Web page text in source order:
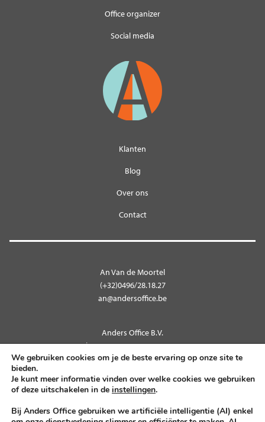
Office organizer
Social media
Klanten
Blog
Over ons
Contact
An Van de Moortel
(+32)0496/28.18.27
an@andersoffice.be
Anders Office B.V.
Kleempstraat 9 – 9270 Laarne
BTW BE 0712.566.552
Volg ons op
We gebruiken cookies om je de beste ervaring op onze site te
bieden.
Je kunt meer informatie vinden over welke cookies we gebruiken
of deze uitschakelen in de instellingen.
Bij Anders Office gebruiken we artificiële intelligentie (AI) enkel